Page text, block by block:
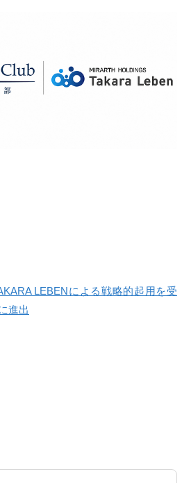
LEBENによる戦略的起用を受
進出